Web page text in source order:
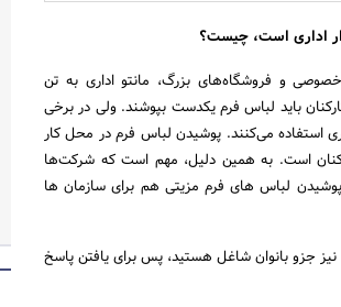
جستجو
اداری است، چیست؟
و فروشگاه‌های بزرگ، مانتو اداری به تن
باید لباس فرم یکدست بپوشند. ولی در برخی
استفاده می‌کنند. پوشیدن لباس فرم در محل کار
است. به همین دلیل، مهم است که شرکت‌ها
لباس های فرم مزیتی هم برای سازمان ها
نیز جزو بانوان شاغل هستید، پس برای یافتن پاسخ